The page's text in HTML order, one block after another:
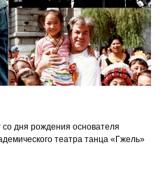
со дня рождения основателя
театра танца «Гжель»